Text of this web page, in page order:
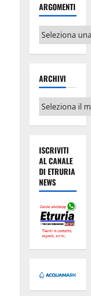
ARGOMENTI
Altri
argomenti
ARCHIVI
Archivi
ISCRIVITI
AL CANALE
DI ETRURIA
NEWS